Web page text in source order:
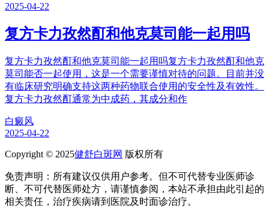
2025-04-22
复方卡力孜然酊和他克莫司能一起用吗
复方卡力孜然酊和他克莫司能一起用吗复方卡力孜然酊和他克
莫司能否一起使用，这是一个需要谨慎对待的问题。目前并没
有临床研究明确支持这两种药物联合使用的安全性及有效性。
复方卡力孜然酊通常为中成药，其成分和作
白癜风
2025-04-22
Copyright © 2025健舒白斑网 版权所有
免责声明：所有建议仅供用户参考。但不可代替专业医师诊
断、不可代替医师处方，请谨慎参阅，本站不承担由此引起的
相关责任，治疗疾病请到医院及时面诊治疗。